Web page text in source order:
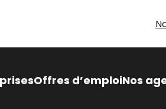
Offres d’emploiNos